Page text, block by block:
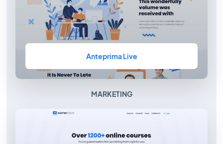
Anteprima Live
MARKETING